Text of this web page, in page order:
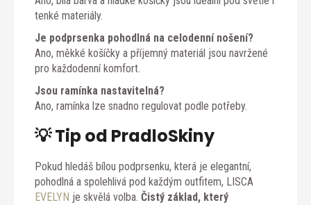
tenké materiály.
Je podprsenka pohodlná na celodenní nošení?
Ano, měkké košíčky a příjemný materiál jsou navržené
pro každodenní komfort.
Jsou ramínka nastavitelná?
Ano, ramínka lze snadno regulovat podle potřeby.
💡 Tip od PradloSkiny
Pokud hledáš bílou podprsenku, která je elegantní,
pohodlná a spolehlivá pod každým outfitem, LISCA
EVELYN je skvělá volba. Čistý základ, který